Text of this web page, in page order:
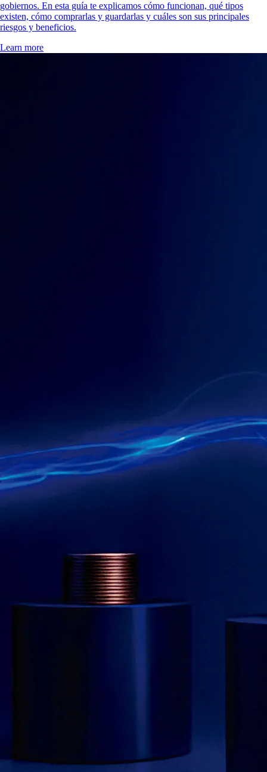
gobiernos. En esta guía te explicamos cómo funcionan, qué tipos
existen, cómo comprarlas y guardarlas y cuáles son sus principales
riesgos y beneficios.
Learn more